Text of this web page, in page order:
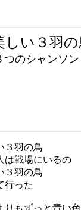
しい３
ャンソン
３羽の鳥
は戦場にいるの
３羽の鳥
行った
りもずっと青い色